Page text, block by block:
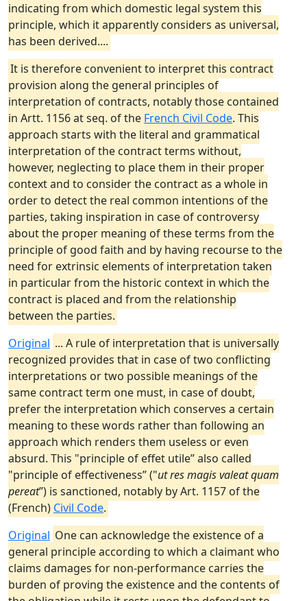
indicating from which domestic legal system this
principle, which it apparently considers as universal,
has been derived....
It is therefore convenient to interpret this contract
provision along the general principles of
interpretation of contracts, notably those contained
in Artt. 1156 at seq. of the French Civil Code. This
approach starts with the literal and grammatical
interpretation of the contract terms without,
however, neglecting to place them in their proper
context and to consider the contract as a whole in
order to detect the real common intentions of the
parties, taking inspiration in case of controversy
about the proper meaning of these terms from the
principle of good faith and by having recourse to the
need for extrinsic elements of interpretation taken
in particular from the historic context in which the
contract is placed and from the relationship
between the parties.
Original ... A rule of interpretation that is universally
recognized provides that in case of two conflicting
interpretations or two possible meanings of the
same contract term one must, in case of doubt,
prefer the interpretation which conserves a certain
meaning to these words rather than following an
approach which renders them useless or even
absurd. This "principle of effet utile” also called
"principle of effectiveness” ("ut res magis valeat quam
pereat”) is sanctioned, notably by Art. 1157 of the
(French) Civil Code.
Original One can acknowledge the existence of a
general principle according to which a claimant who
claims damages for non-performance carries the
burden of proving the existence and the contents of